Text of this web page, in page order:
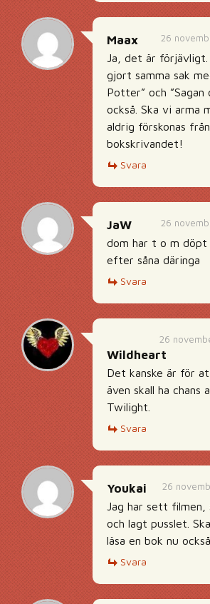
26
Maax
Ja, det är
gjort samma sak
Potter” och ”Sagan
också. Ska vi arma
aldrig förskonas
bokskrivandet!
Svara
26
JaW
dom har t o m
efter såna däringa
Svara
26
Wildheart
Det kanske är för
även skall ha chans
Twilight.
Svara
26
Youkai
Jag har sett filmen,
och lagt pusslet.
läsa en bok nu
Svara